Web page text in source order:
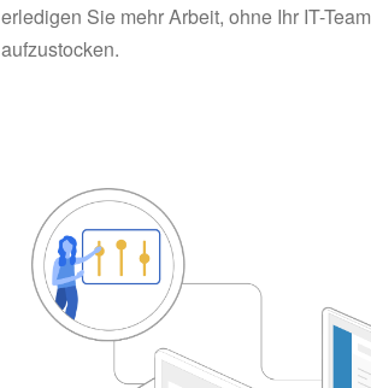
erledigen Sie mehr Arbeit, ohne Ihr IT-Team
aufzustocken.